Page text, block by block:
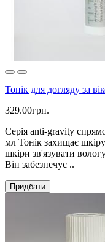
Тонік для догляду за
329.00грн.
Серія anti-gravity
мл Тонік захищає
шкіри зв'язувати
Він забезпечує ..
Придбати